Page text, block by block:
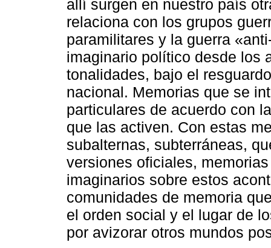
allí surgen en nuestro país
relaciona con los grupos
paramilitares y la guerra
imaginario político desde los
tonalidades, bajo el
nacional. Memorias que se
particulares de acuerdo con
que las activen. Con estas
subalternas, subterráneas,
versiones oficiales,
imaginarios sobre estos
comunidades de memoria
el orden social y el lugar de
por avizorar otros mundos